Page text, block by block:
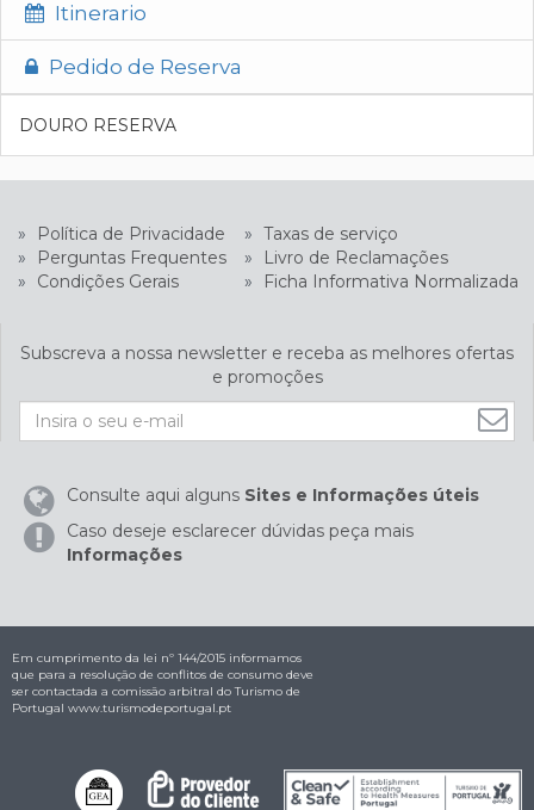
Itinerario
Pedido de Reserva
DOURO RESERVA
» Política de Privacidade » Taxas de serviço
»
Perguntas Frequentes »
Livro de Reclamações
»
Condições Gerais » Ficha Informativa Normalizada
Subscreva a nossa newsletter e receba as melhores ofertas
e promoções
Consulte aqui alguns Sites e Informações úteis
Caso deseje esclarecer dúvidas peça mais
Informações
Em cumprimento da lei nº 144/2015 informamos
que para a resolução de conflitos de consumo deve
ser contactada a comissão arbitral do Turismo de
Portugal www.turismodeportugal.pt